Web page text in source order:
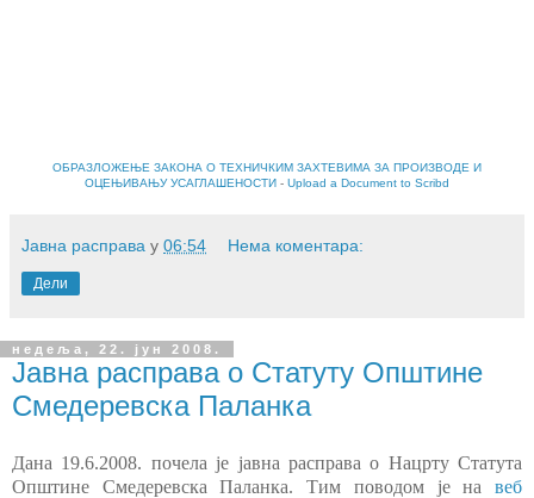
ОБРАЗЛОЖЕЊЕ ЗАКОНА О ТЕХНИЧКИМ ЗАХТЕВИМА ЗА ПРОИЗВОДЕ И
ОЦЕЊИВАЊУ УСАГЛАШЕНОСТИ - Upload a Document to Scribd
Јавна расправа у 06:54 Нема коментара:
Дели
недеља, 22. јун 2008.
Јавна расправа о Статуту Општине
Смедеревска Паланка
Дана 19.6.2008. почела је јавна расправа о Нацрту Статута
Општине Смедеревска Паланка. Тим поводом је на веб